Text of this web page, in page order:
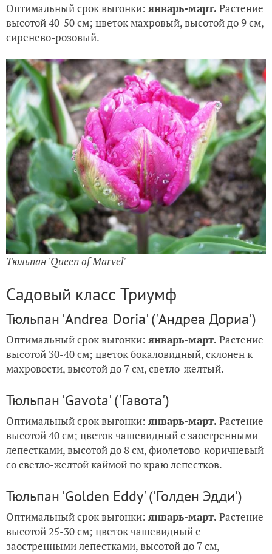
Оптимальный срок выгонки: январь-март. Растение
высотой 40-50 см; цветок махровый, высотой до 9 см,
сиренево-розовый.
Тюльпан 'Queen of Marvel'
Садовый класс Триумф
Тюльпан 'Andrea Doria' ('Андреа Дориа')
Оптимальный срок выгонки: январь-март. Растение
высотой 30-40 см; цветок бокаловидный, склонен к
махровости, высотой до 7 см, светло-желтый.
Тюльпан 'Gavota' ('Гавота')
Оптимальный срок выгонки: январь-март. Растение
высотой 40 см; цветок чашевидный с заостренными
лепестками, высотой до 8 см, фиолетово-коричневый
со светло-желтой каймой по краю лепестков.
Тюльпан 'Golden Eddy' ('Голден Эдди')
Оптимальный срок выгонки: январь-март. Растение
высотой 25-30 см; цветок чашевидный с
заостренными лепестками, высотой до 7 см,